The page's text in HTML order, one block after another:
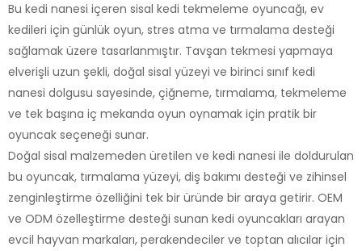
Bu kedi nanesi içeren sisal kedi tekmeleme oyuncağı, ev
kedileri için günlük oyun, stres atma ve tırmalama desteği
sağlamak üzere tasarlanmıştır. Tavşan tekmesi yapmaya
elverişli uzun şekli, doğal sisal yüzeyi ve birinci sınıf kedi
nanesi dolgusu sayesinde, çiğneme, tırmalama, tekmeleme
ve tek başına iç mekanda oyun oynamak için pratik bir
oyuncak seçeneği sunar.
Doğal sisal malzemeden üretilen ve kedi nanesi ile doldurulan
bu oyuncak, tırmalama yüzeyi, diş bakımı desteği ve zihinsel
zenginleştirme özelliğini tek bir üründe bir araya getirir. OEM
ve ODM özelleştirme desteği sunan kedi oyuncakları arayan
evcil hayvan markaları, perakendeciler ve toptan alıcılar için